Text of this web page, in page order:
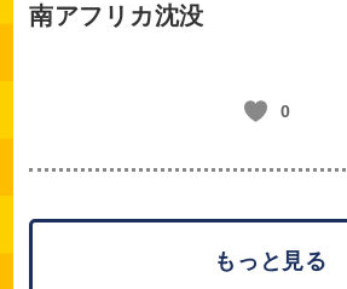
南アフリカ沈没
0
もっと見る